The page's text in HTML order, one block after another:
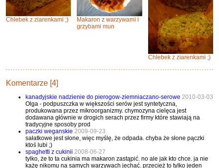
Chlebek z ziarenkami ;)
Makaron z warzywami i
grzybami mun
Chlebek z ziarenkami ;)
Komentarze [4]
kanadyjskie nadzienie do pierogow-ziemniaczano-serowe 2010-03-03
Olga - podpuszczka w większości serów jest syntetyczna,
produkowana przez mikroorganizmy. chymozyna cielęca jest
dodawana głównie w drogich serach przez firmy które stawiają na
tradycyjne sposoby prod
paczki weganskie 2009-09-23
sałatkowe jest słone, więc myślę, że odpada. chyba że słone pączki
ktoś lubi ;)
spaghetti z cukinii 2008-06-27
tylko, że to ta cukinia ma makaron zastąpić. no ale jak kto chce. ja nie
każę nikomu na samych warzywach jechać. przecież to tylko jeden